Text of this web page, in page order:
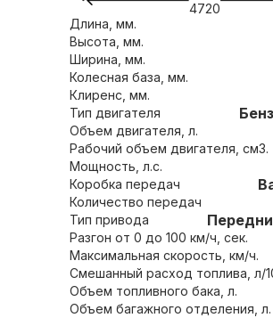
4720
Длина, мм.
Высота, мм.
Ширина, мм.
Колесная база, мм.
Клиренс, мм.
Тип двигателя
Объем двигателя, л.
Рабочий объем двигателя, см3.
Мощность, л.с.
Коробка передач
Количество передач
Тип привода
Разгон от 0 до 100 км/ч, сек.
Максимальная скорость, км/ч.
Смешанный расход топлива, л/
Объем топливного бака, л.
Объем багажного отделения, л.